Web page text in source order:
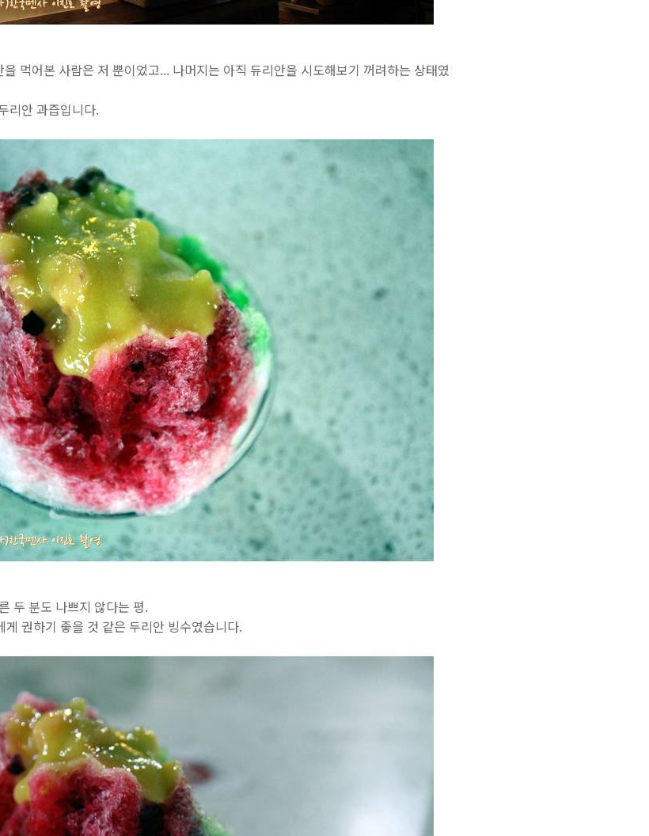
먹어본 사람은 저 뿐이었고... 나머지는 아직 듀리안을 시도해보기 꺼려하는 상태였
리안 과즙입니다.
두 분도 나쁘지 않다는 평.
권하기 좋을 것 같은 두리안 빙수였습니다.